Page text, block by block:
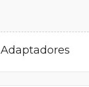
Adaptadores